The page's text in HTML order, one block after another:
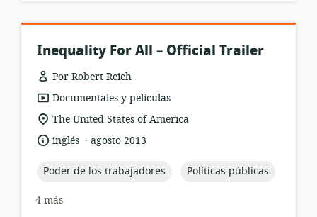
Inequality For All – Official Trailer
Por Robert Reich
formato
del
recurso:
Documentales y películas
ubicación
de
relevancia:
The United States of America
idioma:
inglés .
fecha
publicación:
agosto 2013
topic:
Poder de los trabajadores topic:
Políticas públicas
4 más